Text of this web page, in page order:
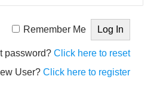
Remember Me
password? Click here to reset
User? Click here to register